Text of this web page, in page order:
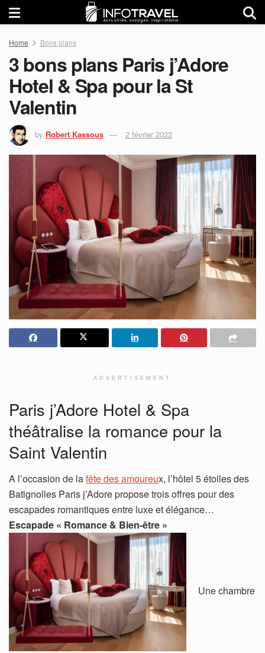
Home Bons plans
3 bons plans Paris j’Adore
Hotel & Spa pour la St
Valentin
by Robert Kassous 2 février 2022
ADVERTISEMENT
Paris j’Adore Hotel & Spa
théâtralise la romance pour la
Saint Valentin
A l’occasion de lafête des amoureux, l’hôtel 5 étoiles des
Batignolles Paris j’Adore propose trois offres pour des
escapades romantiques entre luxe et élégance…
Escapade « Romance & Bien-être »
Une chambre